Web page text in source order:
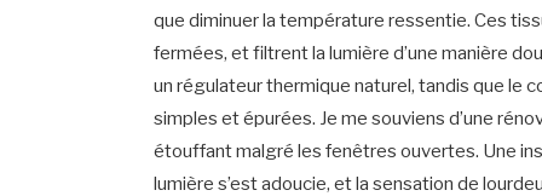
que diminuer la température ressentie. Ces
fermées, et filtrent la lumière d’une manière
un régulateur thermique naturel, tandis que le
simples et épurées. Je me souviens d’une
étouffant malgré les fenêtres ouvertes. Une
lumière s’est adoucie, et la sensation de